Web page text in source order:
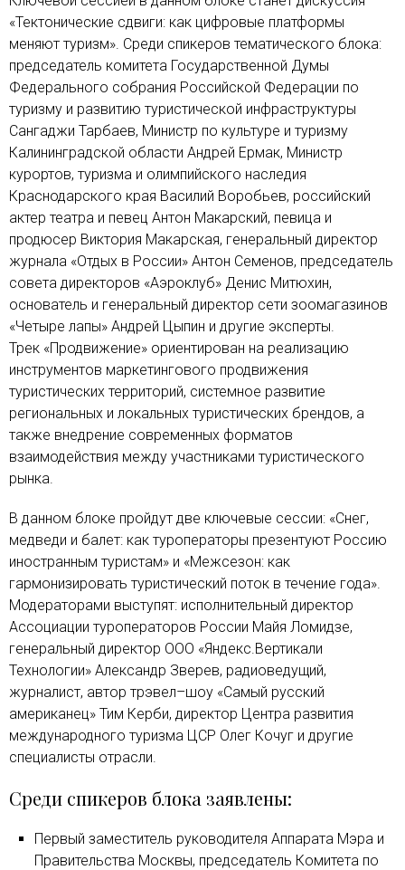
«Тектонические сдвиги: как цифровые платформы
меняют туризм». Среди спикеров тематического блока:
председатель комитета Государственной Думы
Федерального собрания Российской Федерации по
туризму и развитию туристической инфраструктуры
Сангаджи Тарбаев, Министр по культуре и туризму
Калининградской области Андрей Ермак, Министр
курортов, туризма и олимпийского наследия
Краснодарского края Василий Воробьев, российский
актер театра и певец Антон Макарский, певица и
продюсер Виктория Макарская, генеральный директор
журнала «Отдых в России» Антон Семенов, председатель
совета директоров «Аэроклуб» Денис Митюхин,
основатель и генеральный директор сети зоомагазинов
«Четыре лапы» Андрей Цыпин и другие эксперты.
Трек «Продвижение» ориентирован на реализацию
инструментов маркетингового продвижения
туристических территорий, системное развитие
региональных и локальных туристических брендов, а
также внедрение современных форматов
взаимодействия между участниками туристического
рынка.
В данном блоке пройдут две ключевые сессии: «Снег,
медведи и балет: как туроператоры презентуют Россию
иностранным туристам» и «Межсезон: как
гармонизировать туристический поток в течение года».
Модераторами выступят: исполнительный директор
Ассоциации туроператоров России Майя Ломидзе,
генеральный директор ООО «Яндекс.Вертикали
Технологии» Александр Зверев, радиоведущий,
журналист, автор трэвел–шоу «Самый русский
американец» Тим Керби, директор Центра развития
международного туризма ЦСР Олег Кочуг и другие
специалисты отрасли.
Среди спикеров блока заявлены:
Первый заместитель руководителя Аппарата Мэра и
Правительства Москвы, председатель Комитета по